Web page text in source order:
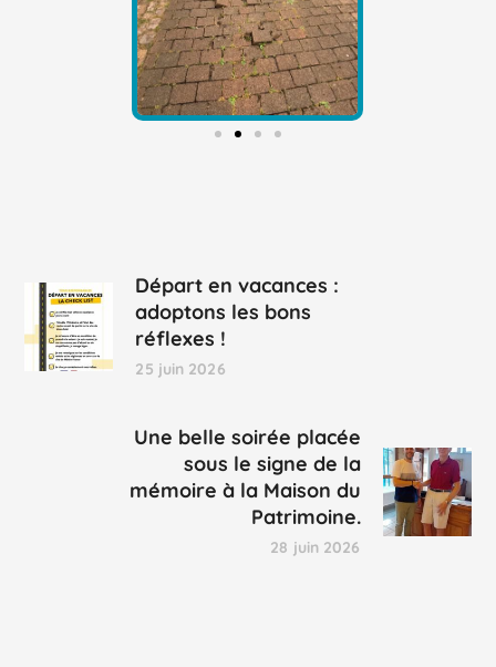
Départ en vacances :
adoptons les bons
réflexes !
25 juin 2026
Une belle soirée placée
sous le signe de la
mémoire à la Maison du
Patrimoine.
28 juin 2026